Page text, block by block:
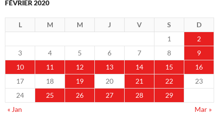
FÉVRIER 2020
L M M J V S
D
1
2
3
4 5 6 7 8
9
10
11 12 13 14 15
16
17
18 19 20 21 22
23
24
25 26 27 28
29
« Jan
Mar »